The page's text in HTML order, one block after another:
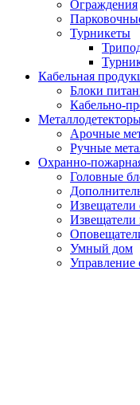
Ограждения
Турникеты
Кабельная
Блоки
Кабельно-
Арочные
Ручные
Охранно-
Головные
Извещатели
Умный дом
Управление